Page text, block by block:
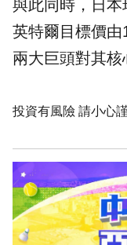
與此同時，日
英特爾目標價
兩大巨頭對其核
投資有風險 請小心